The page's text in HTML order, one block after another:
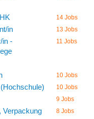
14 Jobs
in 13 Jobs
in -
11 Jobs
10 Jobs
10 Jobs
9 Jobs
Verpackung 8 Jobs